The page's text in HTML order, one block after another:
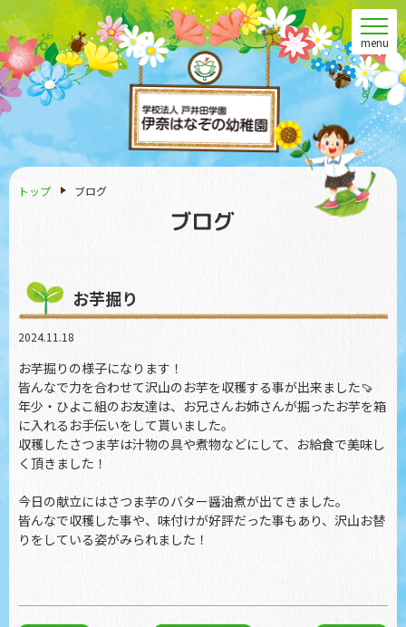
menu
トップ ブログ
お芋掘り
2024.11.18
お芋掘りの様子になります！
皆んなで力を合わせて沢山のお芋を収穫する事が出来ました🍠
年少・ひよこ組のお友達は、お兄さんお姉さんが掘ったお芋を箱
に入れるお手伝いをして貰いました。
収穫したさつま芋は汁物の具や煮物などにして、お給食で美味し
く頂きました！
今日の献立にはさつま芋のバター醤油煮が出てきました。
皆んなで収穫した事や、味付けが好評だった事もあり、沢山お替
りをしている姿がみられました！